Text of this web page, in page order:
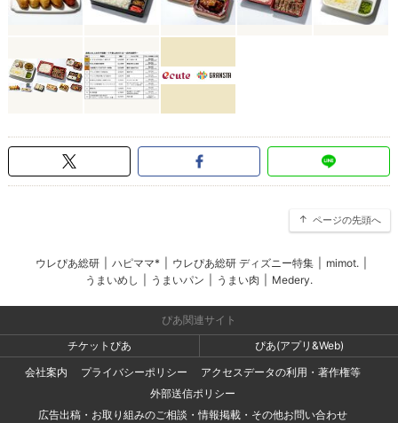
ページの先頭へ
ウレぴあ総研 ハピママ* ウレぴあ総研 ディズニー特集 mimot.
うまいめし
うまいパン うまい肉 Medery.
ぴあ関連サイト
チケットぴあ
ぴあ(アプリ&Web)
会社案内
プライバシーポリシー
アクセスデータの利用・著作権等
外部送信ポリシー
広告出稿・お取り組みのご相談・情報掲載・その他お問い合わせ